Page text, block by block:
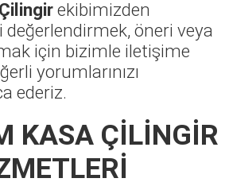
ekibimizden
değerlendirmek, öneri veya
için bizimle iletişime
yorumlarınızı
ederiz.
KASA ÇİLİNGİR